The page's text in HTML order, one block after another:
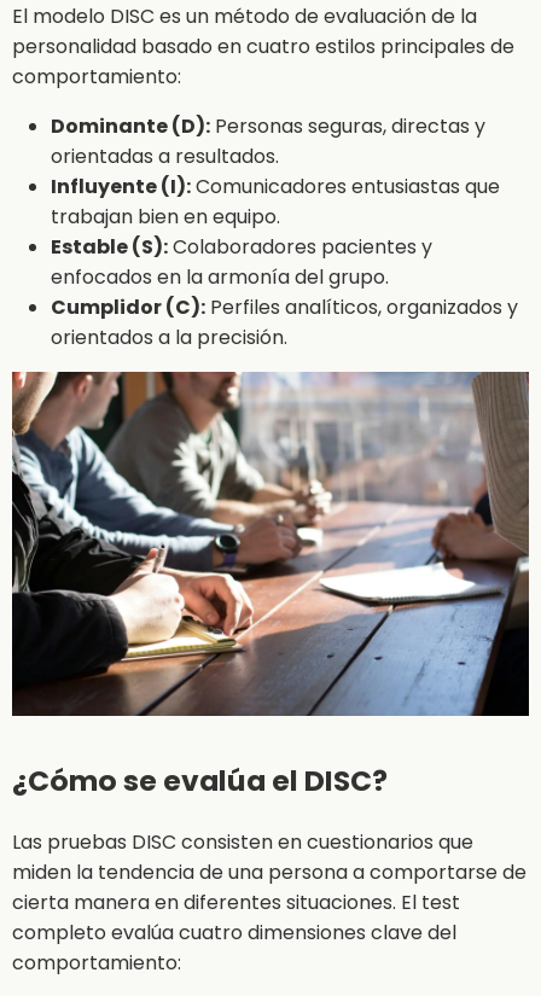
El modelo DISC es un método de evaluación de la
personalidad basado en cuatro estilos principales de
comportamiento:
Dominante (D): Personas seguras, directas y
orientadas a resultados.
Influyente (I):Comunicadores entusiastas que
trabajan bien en equipo.
Estable (S):Colaboradores pacientes y
enfocados en la armonía del grupo.
Cumplidor (C): Perfiles analíticos, organizados y
orientados a la precisión.
¿Cómo se evalúa el DISC?
Las pruebas DISC consisten en cuestionarios que
miden la tendencia de una persona a comportarse de
cierta manera en diferentes situaciones. El test
completo evalúa cuatro dimensiones clave del
comportamiento: